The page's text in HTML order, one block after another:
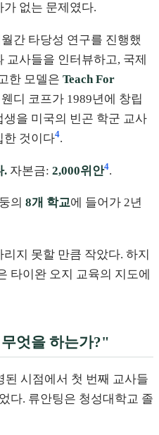
없는 문제였다.
간 타당성 연구를 진행했
교사들을 인터뷰하고, 국제
한 모델은 Teach For
디 코프가 1989년에 창립
을 미국의 빈곤 학군 교사
한 것이다4.
. 자본금: 2,000위안4.
의 8개 학교에 들어가 2년
지 못할 만큼 작았다. 하지
타이완 오지 교육의 지도에
엇을 하는가?"
된 시점에서 첫 번째 교사들
다. 류안팅은 청성대학교 졸